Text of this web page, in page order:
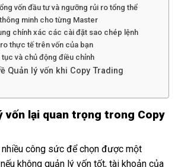
vốn đầu tư và ngưỡng rủi ro tổng thể
minh cho từng Master
chính xác các cài đặt sao chép lệnh
thực tế trên vốn của bạn
tục và chủ động điều chỉnh
Quản lý vốn khi Copy Trading
vốn lại quan trọng trong Copy
nhiều công sức để chọn được một
không quản lý vốn tốt, tài khoản của